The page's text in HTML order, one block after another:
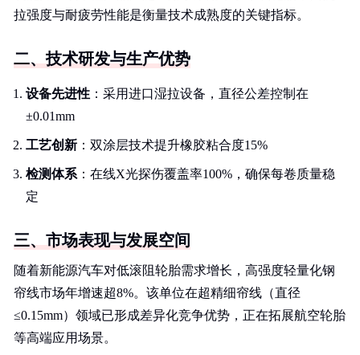
拉强度与耐疲劳性能是衡量技术成熟度的关键指标。
二、技术研发与生产优势
设备先进性 ：采用进口湿拉设备，直径公差控制在
±0.01mm
工艺创新 ：双涂层技术提升橡胶粘合度15%
检测体系 ：在线X光探伤覆盖率100%，确保每卷质量稳
定
三、市场表现与发展空间
随着新能源汽车对低滚阻轮胎需求增长，高强度轻量化钢
帘线市场年增速超8%。该单位在超精细帘线（直径
≤0.15mm）领域已形成差异化竞争优势，正在拓展航空轮胎
等高端应用场景。